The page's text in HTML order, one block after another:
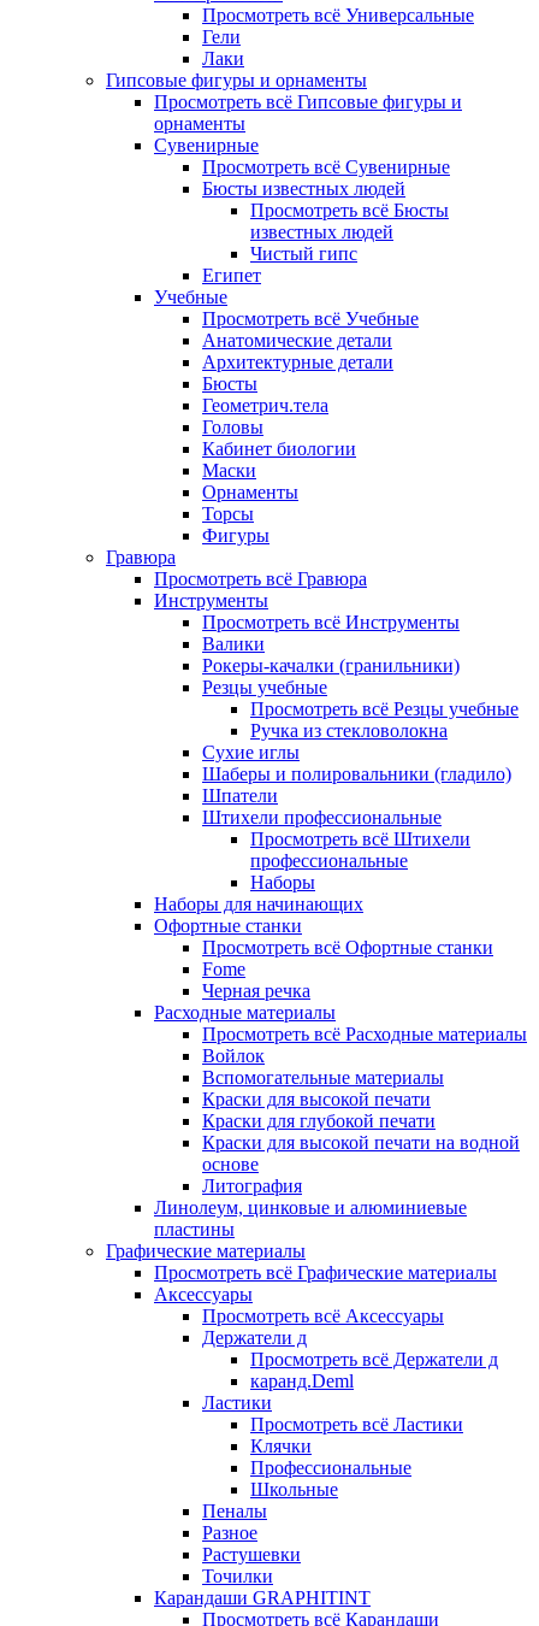
Просмотреть всё Универсальные
Гели
Лаки
Гипсовые фигуры и орнаменты
Просмотреть всё Гипсовые фигуры и
орнаменты
Сувенирные
Просмотреть всё Сувенирные
Бюсты известных людей
Просмотреть всё Бюсты
известных людей
Чистый гипс
Египет
Учебные
Просмотреть всё Учебные
Анатомические детали
Архитектурные детали
Бюсты
Геометрич.тела
Головы
Кабинет биологии
Маски
Орнаменты
Торсы
Фигуры
Гравюра
Просмотреть всё Гравюра
Инструменты
Просмотреть всё Инструменты
Валики
Рокеры-качалки (гранильники)
Резцы учебные
Просмотреть всё Резцы учебные
Ручка из стекловолокна
Сухие иглы
Шаберы и полировальники (гладило)
Шпатели
Штихели профессиональные
Просмотреть всё Штихели
профессиональные
Наборы
Наборы для начинающих
Офортные станки
Просмотреть всё Офортные станки
Fome
Черная речка
Расходные материалы
Просмотреть всё Расходные материалы
Войлок
Вспомогательные материалы
Краски для высокой печати
Краски для глубокой печати
Краски для высокой печати на водной
основе
Литография
Линолеум, цинковые и алюминиевые
пластины
Графические материалы
Просмотреть всё Графические материалы
Аксессуары
Просмотреть всё Аксессуары
Держатели д
Просмотреть всё Держатели д
каранд.Deml
Ластики
Просмотреть всё Ластики
Клячки
Профессиональные
Школьные
Пеналы
Разное
Растушевки
Точилки
Карандаши GRAPHITINT
Просмотреть всё Карандаши